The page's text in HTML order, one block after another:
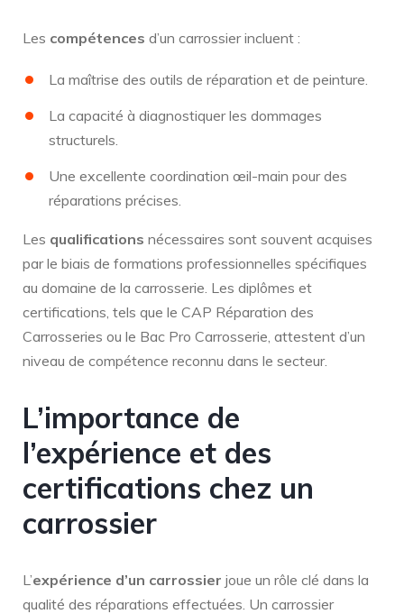
Les compétences d’un carrossier incluent :
La maîtrise des outils de réparation et de peinture.
La capacité à diagnostiquer les dommages
structurels.
Une excellente coordination œil-main pour des
réparations précises.
Les qualifications nécessaires sont souvent acquises
par le biais de formations professionnelles spécifiques
au domaine de la carrosserie. Les diplômes et
certifications, tels que le CAP Réparation des
Carrosseries ou le Bac Pro Carrosserie, attestent d’un
niveau de compétence reconnu dans le secteur.
L’importance de
l’expérience et des
certifications chez un
carrossier
L’expérience d’un carrossier joue un rôle clé dans la
qualité des réparations effectuées. Un carrossier